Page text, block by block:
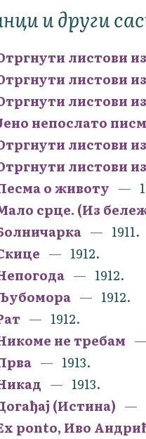
и други
листови
листови
листови
непослато
листови
листови
о животу
срце. (Из
1911.
1912.
1912.
1912.
1912.
не требам
1913.
1913.
(Истина)
ponto, Иво